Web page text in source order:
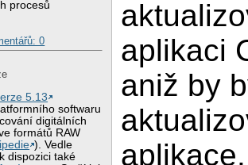
procesů
0
5.13
softwaru
digitálních
formátů RAW
). Vedle
dispozici také
aplikaci
aniž by